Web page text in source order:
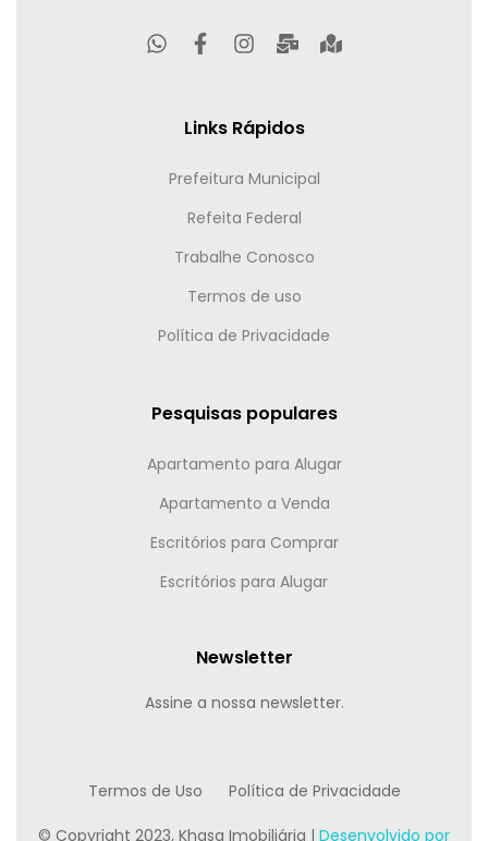
Links Rápidos
Prefeitura Municipal
Refeita Federal
Trabalhe Conosco
Termos de uso
Política de Privacidade
Pesquisas populares
Apartamento para Alugar
Apartamento a Venda
Escritórios para Comprar
Escritórios para Alugar
Newsletter
Assine a nossa newsletter.
Termos de Uso Política de Privacidade
© Copyright 2023, Khasa Imobiliária | Desenvolvido por